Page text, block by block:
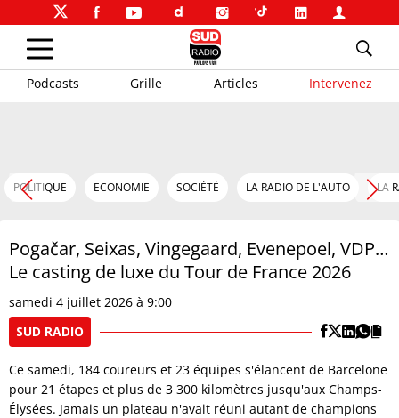
Podcasts Grille Articles Intervenez
POLITIQUE ECONOMIE SOCIÉTÉ LA RADIO DE L'AUTO LA
Pogačar, Seixas, Vingegaard, Evenepoel, VDP…
Le casting de luxe du Tour de France 2026
samedi 4 juillet 2026 à 9:00
SUD RADIO
Ce samedi, 184 coureurs et 23 équipes s'élancent de Barcelone
pour 21 étapes et plus de 3 300 kilomètres jusqu'aux Champs-
Élysées. Jamais un plateau n'avait réuni autant de champions